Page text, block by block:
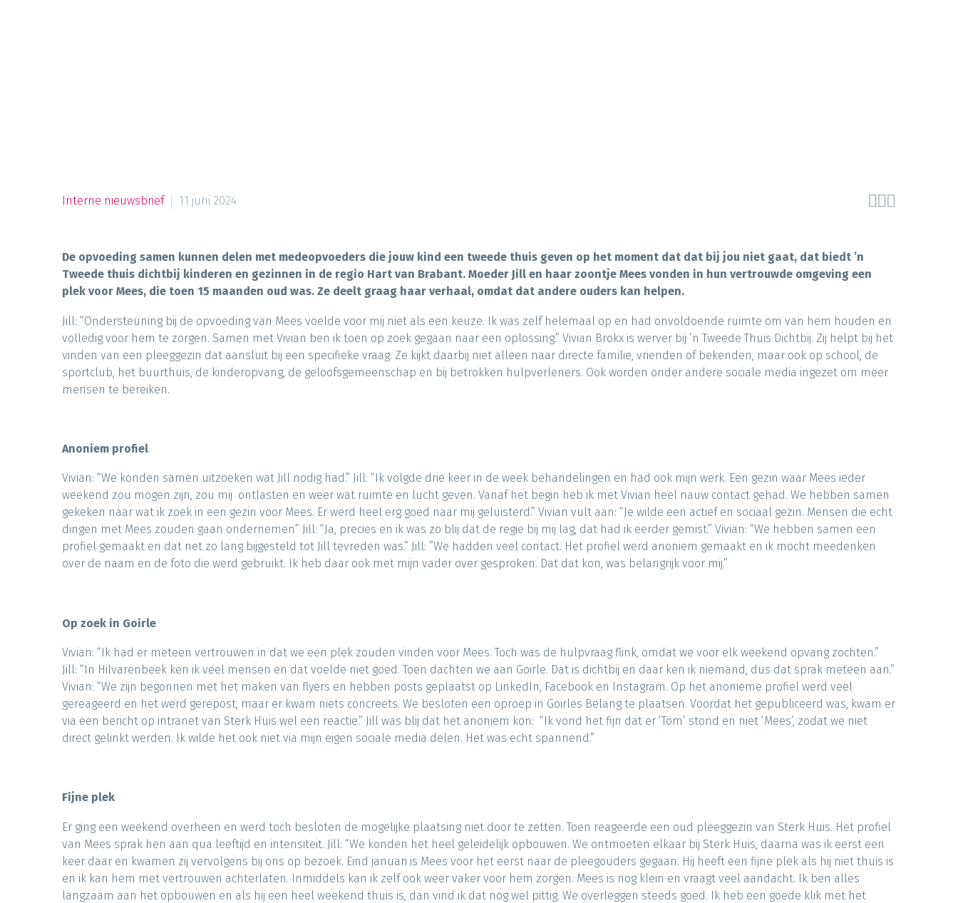

Interne nieuwsbrief 11 juni 2024
De opvoeding samen kunnen delen met medeopvoeders die jouw kind een tweede thuis geven op het moment dat dat bij jou niet gaat, dat biedt ’n
Tweede thuis dichtbij kinderen en gezinnen in de regio Hart van Brabant. Moeder Jill en haar zoontje Mees vonden in hun vertrouwde omgeving een
plek voor Mees, die toen 15 maanden oud was. Ze deelt graag haar verhaal, omdat dat andere ouders kan helpen.
Jill: “Ondersteuning bij de opvoeding van Mees voelde voor mij niet als een keuze. Ik was zelf helemaal op en had onvoldoende ruimte om van hem houden en
volledig voor hem te zorgen. Samen met Vivian ben ik toen op zoek gegaan naar een oplossing.” Vivian Brokx is werver bij ’n Tweede Thuis Dichtbij. Zij helpt bij het
vinden van een pleeggezin dat aansluit bij een specifieke vraag. Ze kijkt daarbij niet alleen naar directe familie, vrienden of bekenden, maar ook op school, de
sportclub, het buurthuis, de kinderopvang, de geloofsgemeenschap en bij betrokken hulpverleners. Ook worden onder andere sociale media ingezet om meer
mensen te bereiken.
Anoniem profiel
Vivian: “We konden samen uitzoeken wat Jill nodig had.” Jill: “Ik volgde drie keer in de week behandelingen en had ook mijn werk. Een gezin waar Mees ieder
weekend zou mogen zijn, zou mij ontlasten en weer wat ruimte en lucht geven. Vanaf het begin heb ik met Vivian heel nauw contact gehad. We hebben samen
gekeken naar wat ik zoek in een gezin voor Mees. Er werd heel erg goed naar mij geluisterd.” Vivian vult aan: “Je wilde een actief en sociaal gezin. Mensen die echt
dingen met Mees zouden gaan ondernemen” Jill: “Ja, precies en ik was zo blij dat de regie bij mij lag, dat had ik eerder gemist.” Vivian: “We hebben samen een
profiel gemaakt en dat net zo lang bijgesteld tot Jill tevreden was.” Jill: ”We hadden veel contact. Het profiel werd anoniem gemaakt en ik mocht meedenken
over de naam en de foto die werd gebruikt. Ik heb daar ook met mijn vader over gesproken. Dat dat kon, was belangrijk voor mij.”
Op zoek in Goirle
Vivian: “Ik had er meteen vertrouwen in dat we een plek zouden vinden voor Mees. Toch was de hulpvraag flink, omdat we voor elk weekend opvang zochten.”
Jill: “In Hilvarenbeek ken ik veel mensen en dat voelde niet goed. Toen dachten we aan Goirle. Dat is dichtbij en daar ken ik niemand, dus dat sprak meteen aan.”
Vivian: “We zijn begonnen met het maken van flyers en hebben posts geplaatst op LinkedIn, Facebook en Instagram. Op het anonieme profiel werd veel
gereageerd en het werd gerepost, maar er kwam niets concreets. We besloten een oproep in Goirles Belang te plaatsen. Voordat het gepubliceerd was, kwam er
via een bericht op intranet van Sterk Huis wel een reactie.” Jill was blij dat het anoniem kon: “Ik vond het fijn dat er ‘Tom’ stond en niet ‘Mees’, zodat we niet
direct gelinkt werden. Ik wilde het ook niet via mijn eigen sociale media delen. Het was echt spannend.”
Fijne plek
Er ging een weekend overheen en werd toch besloten de mogelijke plaatsing niet door te zetten. Toen reageerde een oud pleeggezin van Sterk Huis. Het profiel
van Mees sprak hen aan qua leeftijd en intensiteit. Jill: “We konden het heel geleidelijk opbouwen. We ontmoeten elkaar bij Sterk Huis, daarna was ik eerst een
keer daar en kwamen zij vervolgens bij ons op bezoek. Eind januari is Mees voor het eerst naar de pleegouders gegaan. Hij heeft een fijne plek als hij niet thuis is
en ik kan hem met vertrouwen achterlaten. Inmiddels kan ik zelf ook weer vaker voor hem zorgen. Mees is nog klein en vraagt veel aandacht. Ik ben alles
langzaam aan het opbouwen en als hij een heel weekend thuis is, dan vind ik dat nog wel pittig. We overleggen steeds goed. Ik heb een goede klik met het